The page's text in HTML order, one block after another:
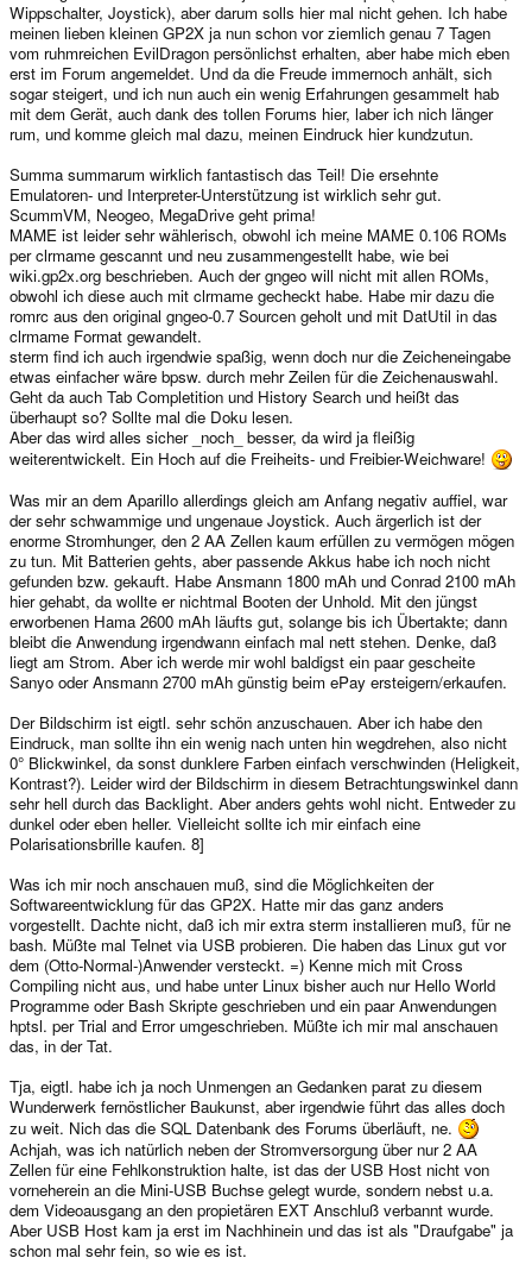
Wippschalter, Joystick), aber darum solls hier mal nicht gehen. Ich habe
meinen lieben kleinen GP2X ja nun schon vor ziemlich genau 7 Tagen
vom ruhmreichen EvilDragon persönlichst erhalten, aber habe mich eben
erst im Forum angemeldet. Und da die Freude immernoch anhält, sich
sogar steigert, und ich nun auch ein wenig Erfahrungen gesammelt hab
mit dem Gerät, auch dank des tollen Forums hier, laber ich nich länger
rum, und komme gleich mal dazu, meinen Eindruck hier kundzutun.
Summa summarum wirklich fantastisch das Teil! Die ersehnte
Emulatoren- und Interpreter-Unterstützung ist wirklich sehr gut.
ScummVM, Neogeo, MegaDrive geht prima!
MAME ist leider sehr wählerisch, obwohl ich meine MAME 0.106 ROMs
per clrmame gescannt und neu zusammengestellt habe, wie bei
wiki.gp2x.org beschrieben. Auch der gngeo will nicht mit allen ROMs,
obwohl ich diese auch mit clrmame gecheckt habe. Habe mir dazu die
romrc aus den original gngeo-0.7 Sourcen geholt und mit DatUtil in das
clrmame Format gewandelt.
sterm find ich auch irgendwie spaßig, wenn doch nur die Zeicheneingabe
etwas einfacher wäre bpsw. durch mehr Zeilen für die Zeichenauswahl.
Geht da auch Tab Completition und History Search und heißt das
überhaupt so? Sollte mal die Doku lesen.
Aber das wird alles sicher _noch_ besser, da wird ja fleißig
weiterentwickelt. Ein Hoch auf die Freiheits- und Freibier-Weichware!
Was mir an dem Aparillo allerdings gleich am Anfang negativ auffiel, war
der sehr schwammige und ungenaue Joystick. Auch ärgerlich ist der
enorme Stromhunger, den 2 AA Zellen kaum erfüllen zu vermögen mögen
zu tun. Mit Batterien gehts, aber passende Akkus habe ich noch nicht
gefunden bzw. gekauft. Habe Ansmann 1800 mAh und Conrad 2100 mAh
hier gehabt, da wollte er nichtmal Booten der Unhold. Mit den jüngst
erworbenen Hama 2600 mAh läufts gut, solange bis ich Übertakte; dann
bleibt die Anwendung irgendwann einfach mal nett stehen. Denke, daß
liegt am Strom. Aber ich werde mir wohl baldigst ein paar gescheite
Sanyo oder Ansmann 2700 mAh günstig beim ePay ersteigern/erkaufen.
Der Bildschirm ist eigtl. sehr schön anzuschauen. Aber ich habe den
Eindruck, man sollte ihn ein wenig nach unten hin wegdrehen, also nicht
0° Blickwinkel, da sonst dunklere Farben einfach verschwinden (Heligkeit,
Kontrast?). Leider wird der Bildschirm in diesem Betrachtungswinkel dann
sehr hell durch das Backlight. Aber anders gehts wohl nicht. Entweder zu
dunkel oder eben heller. Vielleicht sollte ich mir einfach eine
Polarisationsbrille kaufen. 8]
Was ich mir noch anschauen muß, sind die Möglichkeiten der
Softwareentwicklung für das GP2X. Hatte mir das ganz anders
vorgestellt. Dachte nicht, daß ich mir extra sterm installieren muß, für ne
bash. Müßte mal Telnet via USB probieren. Die haben das Linux gut vor
dem (Otto-Normal-)Anwender versteckt. =) Kenne mich mit Cross
Compiling nicht aus, und habe unter Linux bisher auch nur Hello World
Programme oder Bash Skripte geschrieben und ein paar Anwendungen
hptsl. per Trial and Error umgeschrieben. Müßte ich mir mal anschauen
das, in der Tat.
Tja, eigtl. habe ich ja noch Unmengen an Gedanken parat zu diesem
Wunderwerk fernöstlicher Baukunst, aber irgendwie führt das alles doch
zu weit. Nich das die SQL Datenbank des Forums überläuft, ne.
Achjah, was ich natürlich neben der Stromversorgung über nur 2 AA
Zellen für eine Fehlkonstruktion halte, ist das der USB Host nicht von
vorneherein an die Mini-USB Buchse gelegt wurde, sondern nebst u.a.
dem Videoausgang an den propietären EXT Anschluß verbannt wurde.
Aber USB Host kam ja erst im Nachhinein und das ist als "Draufgabe" ja
schon mal sehr fein, so wie es ist.